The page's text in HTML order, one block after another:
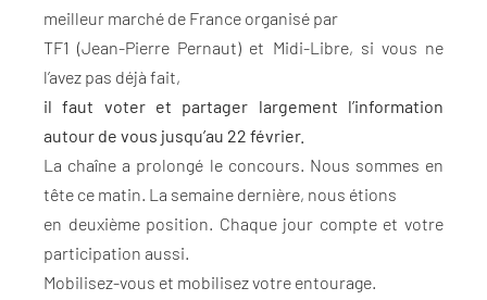
meilleur marché de France organisé par
TF1 (Jean-Pierre Pernaut) et Midi-Libre, si vous ne
l’avez pas déjà fait,
il faut voter et partager largement l’information
autour de vous jusqu’au 22 février.
La chaîne a prolongé le concours. Nous sommes en
tête ce matin. La semaine dernière, nous étions
en deuxième position. Chaque jour compte et votre
participation aussi.
Mobilisez-vous et mobilisez votre entourage.